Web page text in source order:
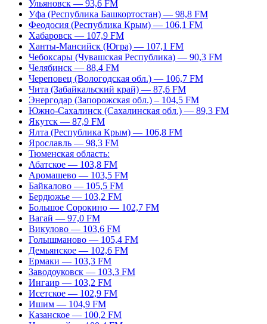
Ульяновск — 93,6 FM
Уфа (Республика Башкортостан) — 98,8 FM
Феодосия (Республика Крым) — 106,1 FM
Хабаровск — 107,9 FM
Ханты-Мансийск (Югра) — 107,1 FM
Чебоксары (Чувашская Республика) — 90,3 FM
Челябинск — 88,4 FM
Череповец (Вологодская обл.) — 106,7 FM
Чита (Забайкальский край) — 87,6 FM
Энергодар (Запорожская обл.) – 104,5 FM
Южно-Сахалинск (Сахалинская обл.) — 89,3 FM
Якутск — 87,9 FM
Ялта (Республика Крым) — 106,8 FM
Ярославль — 98,3 FM
Тюменская область:
Абатское — 103,8 FM
Аромашево — 103,5 FM
Байкалово — 105,5 FM
Бердюжье — 103,2 FM
Большое Сорокино — 102,7 FM
Вагай — 97,0 FM
Викулово — 103,6 FM
Голышманово — 105,4 FM
Демьянское — 102,6 FM
Ермаки — 103,3 FM
Заводоуковск — 103,3 FM
Ингаир — 103,2 FM
Исетское — 102,9 FM
Ишим — 104,9 FM
Казанское — 100,2 FM